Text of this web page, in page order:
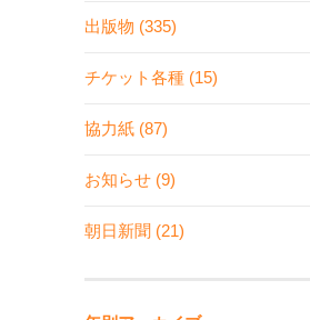
出版物 (335)
チケット各種 (15)
協力紙 (87)
お知らせ (9)
朝日新聞 (21)